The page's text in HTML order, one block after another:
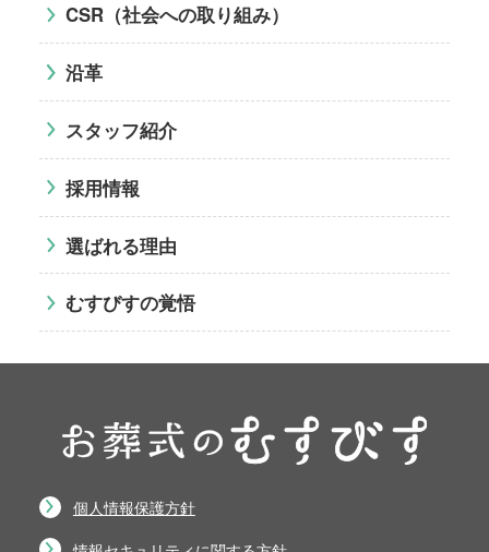
CSR（社会への取り組み）
沿革
スタッフ紹介
採用情報
選ばれる理由
むすびすの覚悟
個人情報保護方針